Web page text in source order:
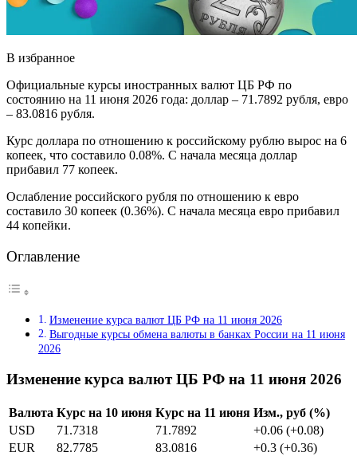
В избранное
Официальные курсы иностранных валют ЦБ РФ по
состоянию на 11 июня 2026 года: доллар – 71.7892 рубля, евро
– 83.0816 рубля.
Курс доллара по отношению к российскому рублю вырос на 6
копеек, что составило 0.08%. С начала месяца доллар
прибавил 77 копеек.
Ослабление российского рубля по отношению к евро
составило 30 копеек (0.36%). С начала месяца евро прибавил
44 копейки.
Оглавление
Изменение курса валют ЦБ РФ на 11 июня 2026
Выгодные курсы обмена валюты в банках России на 11 июня
2026
Изменение курса валют ЦБ РФ на 11 июня 2026
Валюта Курс на 10 июня Курс на 11 июня Изм., руб (%)
USD
71.7318 71.7892
+0.06 (+0.08)
EUR
82.7785 83.0816
+0.3 (+0.36)